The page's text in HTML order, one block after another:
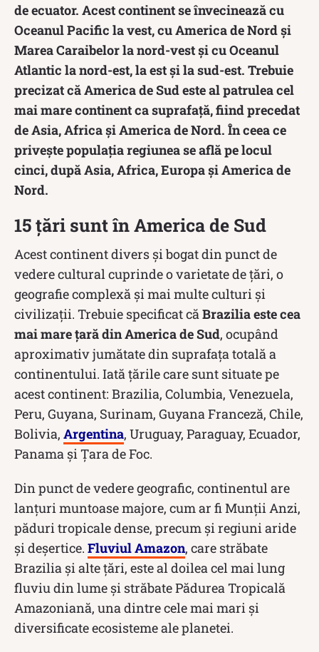
de ecuator. Acest continent se învecinează cu
Oceanul Pacific la vest, cu America de Nord și
Marea Caraibelor la nord-vest și cu Oceanul
Atlantic la nord-est, la est și la sud-est. Trebuie
precizat că America de Sud este al patrulea cel
mai mare continent ca suprafață, fiind precedat
de Asia, Africa și America de Nord. În ceea ce
privește populația regiunea se află pe locul
cinci, după Asia, Africa, Europa și America de
Nord.
15 țări sunt în America de Sud
Acest continent divers și bogat din punct de
vedere cultural cuprinde o varietate de țări, o
geografie complexă și mai multe culturi și
civilizații. Trebuie specificat că Brazilia este cea
mai mare țară din America de Sud, ocupând
aproximativ jumătate din suprafața totală a
continentului. Iată țările care sunt situate pe
acest continent: Brazilia, Columbia, Venezuela,
Peru, Guyana, Surinam, Guyana Franceză, Chile,
Bolivia, Argentina, Uruguay, Paraguay, Ecuador,
Panama și Țara de Foc.
Din punct de vedere geografic, continentul are
lanțuri muntoase majore, cum ar fi Munții Anzi,
păduri tropicale dense, precum și regiuni aride
și deșertice. Fluviul Amazon, care străbate
Brazilia și alte țări, este al doilea cel mai lung
fluviu din lume și străbate Pădurea Tropicală
Amazoniană, una dintre cele mai mari și
diversificate ecosisteme ale planetei.